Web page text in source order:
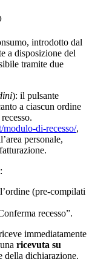
introdotto dal
a disposizione del
tramite due
): il pulsante
a ciascun ordine
di-recesso/,
personale,
:
(pre-compilati
recesso”.
immediatamente
ricevuta su
della dichiarazione.